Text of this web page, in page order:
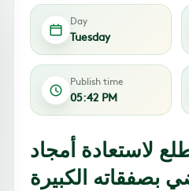
Day
Tuesday
Publish time
05:42 PM
لاستعادة أمجاد
بصفقاته الكبيرة